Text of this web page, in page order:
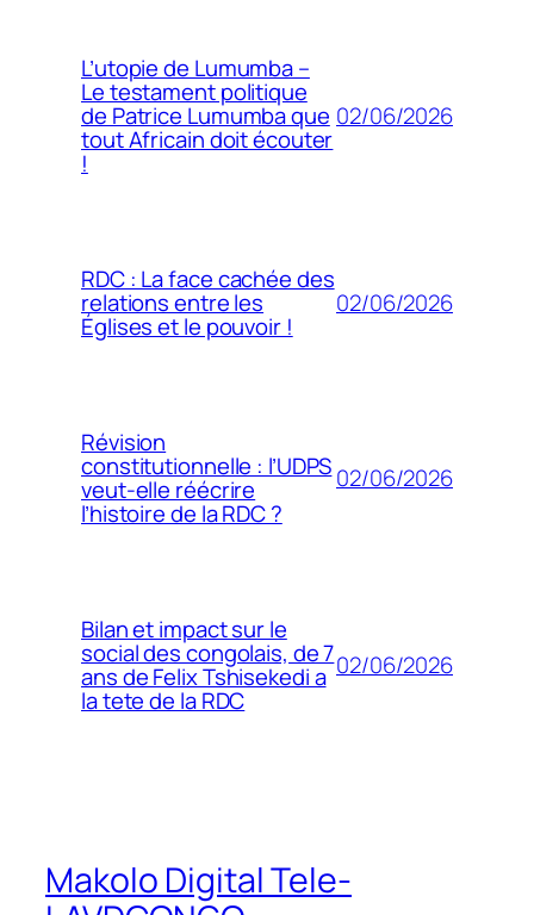
L’utopie de Lumumba –
Le testament politique
de Patrice Lumumba que
tout Africain doit écouter
!
02/06/2026
RDC : La face cachée des
relations entre les
Églises et le pouvoir !
02/06/2026
Révision
constitutionnelle : l’UDPS
veut-elle réécrire
l’histoire de la RDC ?
02/06/2026
Bilan et impact sur le
social des congolais, de 7
ans de Felix Tshisekedi a
la tete de la RDC
02/06/2026
Makolo Digital Tele-